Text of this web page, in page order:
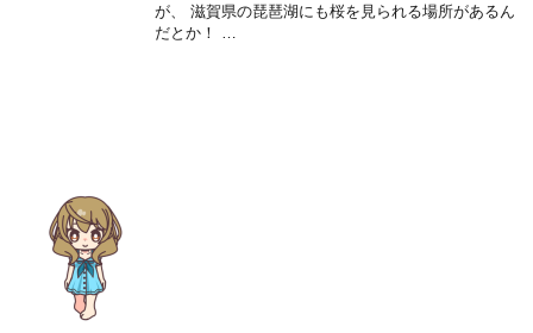
が、 滋賀県の琵琶湖にも桜を見られる場所があるん
だとか！ …